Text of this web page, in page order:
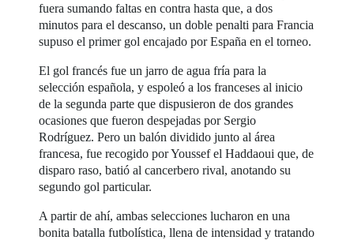
fuera sumando faltas en contra hasta que, a dos
minutos para el descanso, un doble penalti para Francia
supuso el primer gol encajado por España en el torneo.
El gol francés fue un jarro de agua fría para la
selección española, y espoleó a los franceses al inicio
de la segunda parte que dispusieron de dos grandes
ocasiones que fueron despejadas por Sergio
Rodríguez. Pero un balón dividido junto al área
francesa, fue recogido por Youssef el Haddaoui que, de
disparo raso, batió al cancerbero rival, anotando su
segundo gol particular.
A partir de ahí, ambas selecciones lucharon en una
bonita batalla futbolística, llena de intensidad y tratando